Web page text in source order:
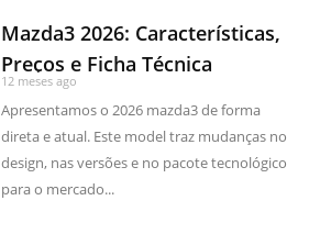
Mazda3 2026: Características,
Preços e Ficha Técnica
12 meses ago
Apresentamos o 2026 mazda3 de forma
direta e atual. Este model traz mudanças no
design, nas versões e no pacote tecnológico
para o mercado...